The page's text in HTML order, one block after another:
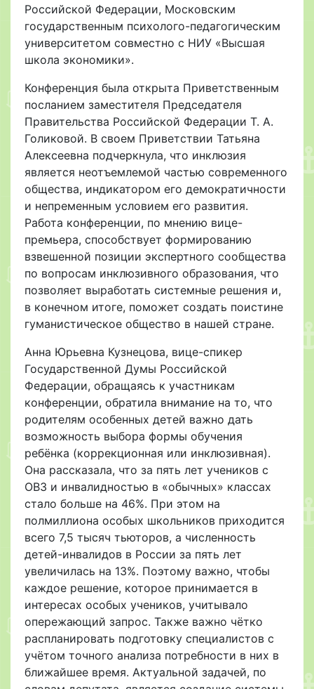
Российской Федерации, Московским
государственным психолого-педагогическим
университетом совместно с НИУ «Высшая
школа экономики».
Конференция была открыта Приветственным
посланием заместителя Председателя
Правительства Российской Федерации Т. А.
Голиковой. В своем Приветствии Татьяна
Алексеевна подчеркнула, что инклюзия
является неотъемлемой частью современного
общества, индикатором его демократичности
и непременным условием его развития.
Работа конференции, по мнению вице-
премьера, способствует формированию
взвешенной позиции экспертного сообщества
по вопросам инклюзивного образования, что
позволяет выработать системные решения и,
в конечном итоге, поможет создать поистине
гуманистическое общество в нашей стране.
Анна Юрьевна Кузнецова, вице-спикер
Государственной Думы Российской
Федерации, обращаясь к участникам
конференции, обратила внимание на то, что
родителям особенных детей важно дать
возможность выбора формы обучения
ребёнка (коррекционная или инклюзивная).
Она рассказала, что за пять лет учеников с
ОВЗ и инвалидностью в «обычных» классах
стало больше на 46%. При этом на
полмиллиона особых школьников приходится
всего 7,5 тысяч тьюторов, а численность
детей-инвалидов в России за пять лет
увеличилась на 13%. Поэтому важно, чтобы
каждое решение, которое принимается в
интересах особых учеников, учитывало
опережающий запрос. Также важно чётко
распланировать подготовку специалистов с
учётом точного анализа потребности в них в
ближайшее время. Актуальной задачей, по